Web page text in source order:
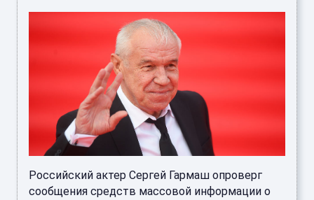
Российский актер Сергей Гармаш опроверг
сообщения средств массовой информации о